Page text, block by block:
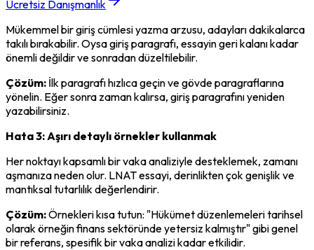
Ücretsiz Danışmanlık
Mükemmel bir giriş cümlesi yazma arzusu, adayları dakikalarca
takılı bırakabilir. Oysa giriş paragrafı, essayin geri kalanı kadar
önemli değildir ve sonradan düzeltilebilir.
Çözüm: İlk paragrafı hızlıca geçin ve gövde paragraflarına
yönelin. Eğer sonra zaman kalırsa, giriş paragrafını yeniden
yazabilirsiniz.
Hata 3: Aşırı detaylı örnekler kullanmak
Her noktayı kapsamlı bir vaka analiziyle desteklemek, zamanı
aşmanıza neden olur. LNAT essayi, derinlikten çok genişlik ve
mantıksal tutarlılık değerlendirir.
Çözüm: Örnekleri kısa tutun: "Hükümet düzenlemeleri tarihsel
olarak örneğin finans sektöründe yetersiz kalmıştır" gibi genel
bir referans, spesifik bir vaka analizi kadar etkilidir.